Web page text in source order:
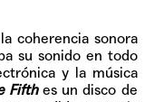
coherencia sonora
su sonido en todo
y la música
Fifthes un disco de